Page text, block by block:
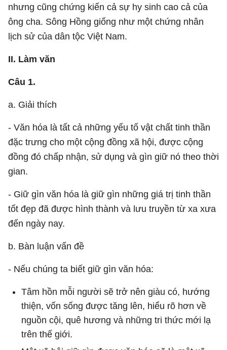
nhưng cũng chứng kiến cả sự hy sinh cao cả của
ông cha. Sông Hồng giống như một chứng nhân
lịch sử của dân tộc Việt Nam.
II. Làm văn
Câu 1.
a. Giải thích
- Văn hóa là tất cả những yếu tố vật chất tinh thần
đặc trưng cho một cộng đồng xã hội, được cộng
đồng đó chấp nhận, sử dụng và gìn giữ nó theo thời
gian.
- Giữ gìn văn hóa là giữ gìn những giá trị tinh thần
tốt đẹp đã được hình thành và lưu truyền từ xa xưa
đến ngày nay.
b. Bàn luận vấn đề
- Nếu chúng ta biết giữ gìn văn hóa:
Tâm hồn mỗi người sẽ trở nên giàu có, hướng
thiện, vốn sống được tăng lên, hiểu rõ hơn về
nguồn cội, quê hương và những tri thức mới lạ
trên thế giới.